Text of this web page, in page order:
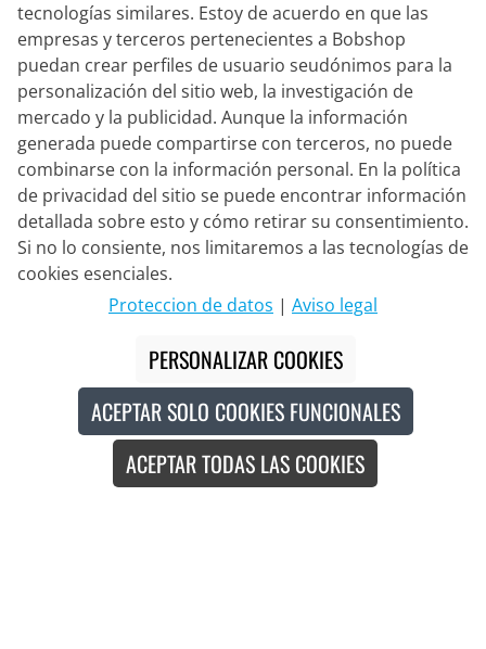
Chat en vivo
Lun. - Vie.: 8:30 - 16:00 (CET)
Whatsapp
Socio de Entrega
tecnologías similares. Estoy de acuerdo en que las
empresas y terceros pertenecientes a Bobshop
puedan crear perfiles de usuario seudónimos para la
personalización del sitio web, la investigación de
mercado y la publicidad. Aunque la información
generada puede compartirse con terceros, no puede
combinarse con la información personal. En la política
de privacidad del sitio se puede encontrar información
detallada sobre esto y cómo retirar su consentimiento.
Si no lo consiente, nos limitaremos a las tecnologías de
cookies esenciales.
Proteccion de datos | Aviso legal
PERSONALIZAR COOKIES
ACEPTAR SOLO COOKIES FUNCIONALES
ACEPTAR TODAS LAS COOKIES